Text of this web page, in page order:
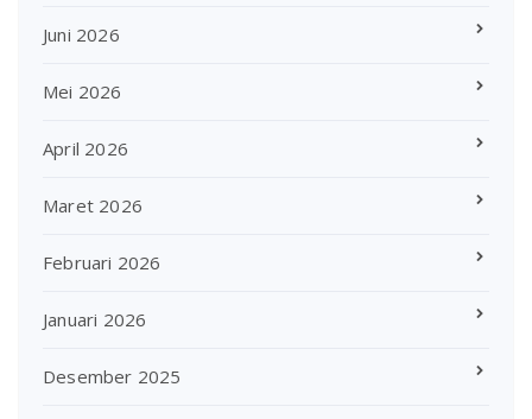
Juni 2026
Mei 2026
April 2026
Maret 2026
Februari 2026
Januari 2026
Desember 2025